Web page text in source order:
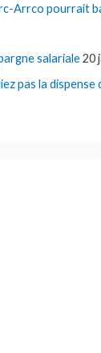
Arrco pourrait
salariale 20
pas la dispense